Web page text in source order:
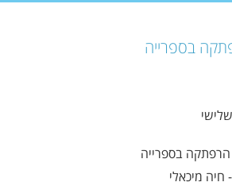
בספרייה
בספרייה
חיה מיכאלי